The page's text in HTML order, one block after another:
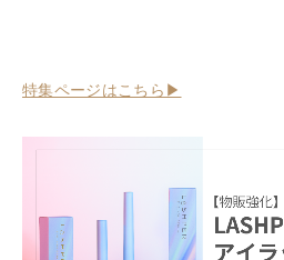
・不良品、欠品につきましては
・お客様のご都合による返品、交
特集ページはこちら▶